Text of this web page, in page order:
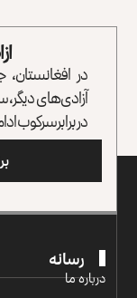
در افغانستان،
آزادی‌های
در برابر سرکوب
رسانه
درباره ما